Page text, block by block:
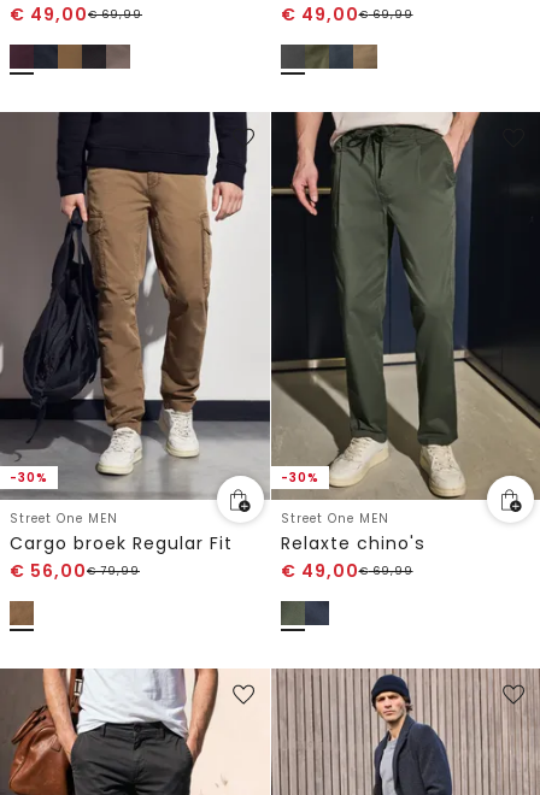
€ 49,00€69,99
€ 49,00€69,99
-30%
Street One MEN
Cargo broek Regular Fit
€ 56,00€79,99
-30%
Street One MEN
Relaxte chino's
€ 49,00€69,99